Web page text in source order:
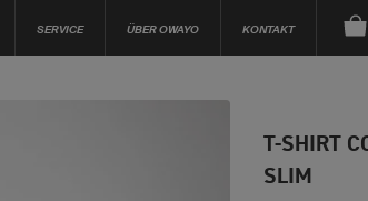
SERVICE ÜBER OWAYO KONTAKT
T-SHIRT
SLIM